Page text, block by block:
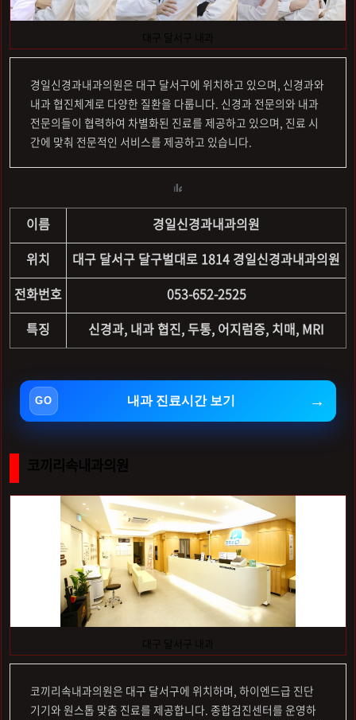
대구 달서구 내과
경일신경과내과의원은 대구 달서구에 위치하고 있으며, 신경과와
내과 협진체계로 다양한 질환을 다룹니다. 신경과 전문의와 내과
전문의들이 협력하여 차별화된 진료를 제공하고 있으며, 진료 시
간에 맞춰 전문적인 서비스를 제공하고 있습니다.
이름
경일신경과내과의원
위치
대구 달서구 달구벌대로 1814 경일신경과내과의원
전화번호
053-652-2525
특징
신경과, 내과 협진, 두통, 어지럼증, 치매, MRI
내과 진료시간 보기
코끼리속내과의원
대구 달서구 내과
코끼리속내과의원은 대구 달서구에 위치하며, 하이엔드급 진단
기기와 원스톱 맞춤 진료를 제공합니다. 종합검진센터를 운영하